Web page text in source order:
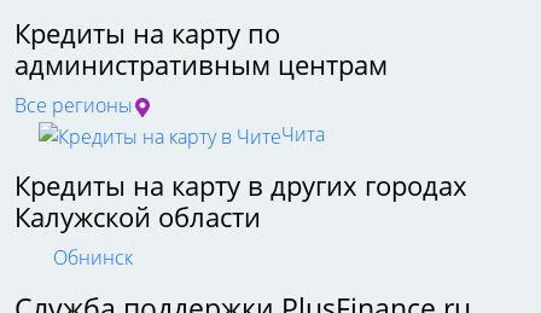
Кредиты на карту по
административным центрам
Все регионы
Чита
Кредиты на карту в других городах
Калужской области
Обнинск